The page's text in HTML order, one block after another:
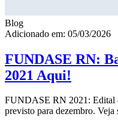
Blog
Adicionado em: 05/03/2026
FUNDASE RN:
2021 Aqui!
FUNDASE RN 2021: Edital
previsto para dezembro. Veja